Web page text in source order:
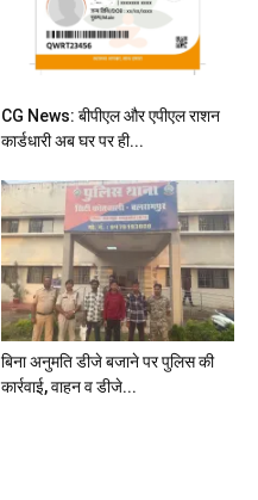
CG News: बीपीएल और एपीएल राशन
कार्डधारी अब घर पर ही...
बिना अनुमति डीजे बजाने पर पुलिस की
कार्रवाई, वाहन व डीजे...